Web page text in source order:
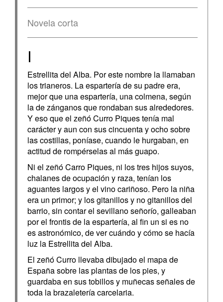
Novela corta
I
Estrellita del Alba. Por este nombre la llamaban
los trianeros. La espartería de su padre era,
mejor que una espartería, una colmena, según
la de zánganos que rondaban sus alrededores.
Y eso que el zeñó Curro Piques tenía mal
carácter y aun con sus cincuenta y ocho sobre
las costillas, poníase, cuando le hurgaban, en
actitud de rompérselas al más guapo.
Ni el zeñó Carro Piques, ni los tres hijos suyos,
chalanes de ocupación y raza, tenían los
aguantes largos y el vino cariñoso. Pero la niña
era un primor; y los gitanillos y no gitanillos del
barrio, sin contar el sevillano señorío, galleaban
por el frontis de la espartería, al fin un si es no
es astronómico, de ver cuándo y cómo se hacía
luz la Estrellita del Alba.
El zeñó Curro llevaba dibujado el mapa de
España sobre las plantas de los pies, y
guardaba en sus tobillos y muñecas señales de
toda la brazaletería carcelaria.